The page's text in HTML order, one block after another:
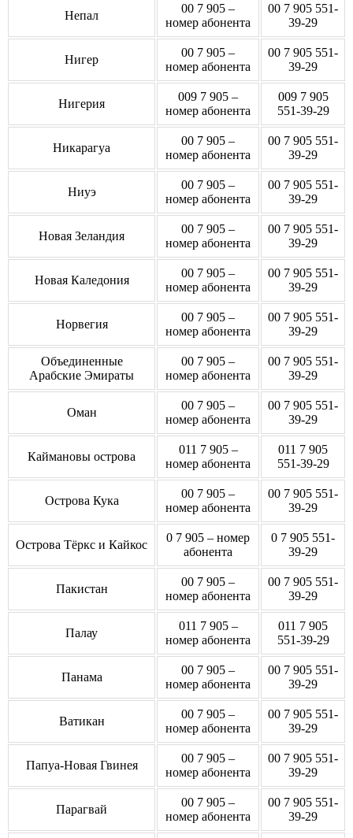
Непал
00 7 905 –
номер абонента
00 7 905 551-
39-29
Нигер
00 7 905 –
номер абонента
00 7 905 551-
39-29
Нигерия
009 7 905 –
номер абонента
009 7 905
551-39-29
Никарагуа
00 7 905 –
номер абонента
00 7 905 551-
39-29
Ниуэ
00 7 905 –
номер абонента
00 7 905 551-
39-29
Новая Зеландия
00 7 905 –
номер абонента
00 7 905 551-
39-29
Новая Каледония
00 7 905 –
номер абонента
00 7 905 551-
39-29
Норвегия
00 7 905 –
номер абонента
00 7 905 551-
39-29
Объединенные
Арабские Эмираты
00 7 905 –
номер абонента
00 7 905 551-
39-29
Оман
00 7 905 –
номер абонента
00 7 905 551-
39-29
Каймановы острова
011 7 905 –
номер абонента
011 7 905
551-39-29
Острова Кука
00 7 905 –
номер абонента
00 7 905 551-
39-29
Острова Тёркс и Кайкос
0 7 905 – номер
абонента
0 7 905 551-
39-29
Пакистан
00 7 905 –
номер абонента
00 7 905 551-
39-29
Палау
011 7 905 –
номер абонента
011 7 905
551-39-29
Панама
00 7 905 –
номер абонента
00 7 905 551-
39-29
Ватикан
00 7 905 –
номер абонента
00 7 905 551-
39-29
Папуа-Новая Гвинея
00 7 905 –
номер абонента
00 7 905 551-
39-29
Парагвай
00 7 905 –
номер абонента
00 7 905 551-
39-29